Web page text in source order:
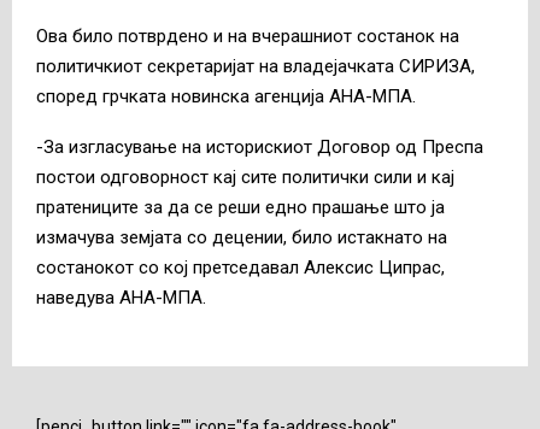
Ова било потврдено и на вчерашниот состанок на
политичкиот секретаријат на владејачката СИРИЗА,
според грчката новинска агенција АНА-МПА.
-За изгласување на историскиот Договор од Преспа
постои одговорност кај сите политички сили и кај
пратениците за да се реши едно прашање што ја
измачува земјата со децении, било истакнато на
состанокот со кој претседавал Алексис Ципрас,
наведува АНА-МПА.